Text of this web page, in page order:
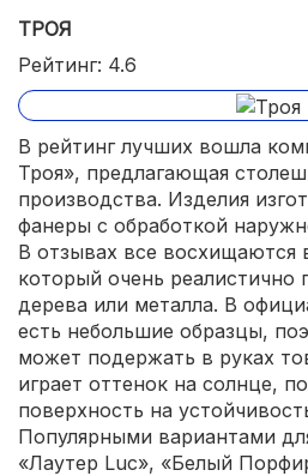
ТРОЯ
Рейтинг: 4.6
В рейтинг лучших вошла
Троя», предлагающая
производства. Изделия
фанеры с обработкой
В отзывах все
который очень реалистично
дерева или металла. В
есть небольшие образцы,
может подержать в руках
играет оттенок на солнце,
поверхность на
Популярными вариантами
«Лаутер Luc», «Белый